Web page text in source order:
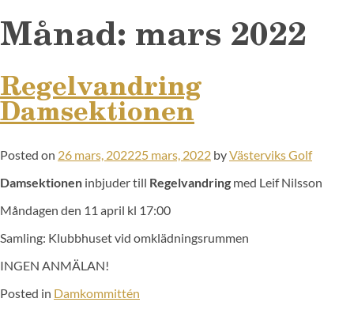
Månad: mars 2022
Regelvandring
Damsektionen
Posted on 26 mars, 202225 mars, 2022 byVästerviks Golf
Damsektionen inbjuder till Regelvandring med Leif Nilsson
Måndagen den 11 april kl 17:00
Samling: Klubbhuset vid omklädningsrummen
INGEN ANMÄLAN!
Posted in Damkommittén